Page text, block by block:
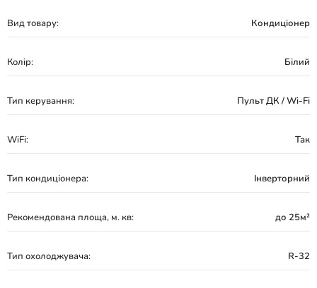
Вид товару: Кондиціонер
Колір: Білий
Тип керування: Пульт ДК / Wi-Fi
WiFi: Так
Тип кондиціонера: Інверторний
Рекомендована площа, м. кв: до 25м²
Тип охолоджувача: R-32